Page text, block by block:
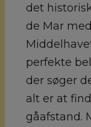
det
de Mar
perfekte
der søger
alt er at
gåafstand.